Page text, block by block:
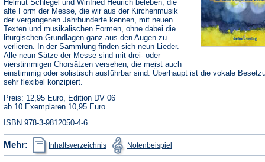
Helmut Schlegel und Winfried Heurich beleben, die
alte Form der Messe, die wir aus der Kirchenmusik
der vergangenen Jahrhunderte kennen, mit neuen
Texten und musikalischen Formen, ohne dabei die
liturgischen Grundlagen ganz aus den Augen zu
verlieren. In der Sammlung finden sich neun Lieder.
Alle neun Sätze der Messe sind mit drei- oder
vierstimmigen Chorsätzen versehen, die meist auch
einstimmig oder solistisch ausführbar sind. Überhaupt ist die vokale
sehr flexibel konzipiert.
Preis: 12,95 Euro, Edition DV 06
ab 10 Exemplaren 10,95 Euro
ISBN 978-3-9812050-4-6
Mehr: Inhaltsverzeichnis
(Öffnet
in
einem
Notenbeispiel in
einem